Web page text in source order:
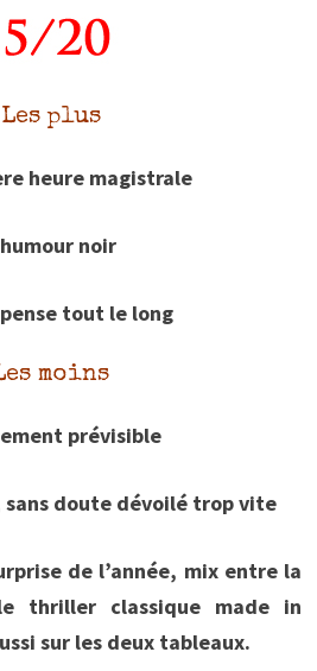
Les plus
heure magistrale
noir
tout le long
moins
prévisible
sans doute dévoilé trop vite
de l’année, mix entre la
thriller classique made in
sur les deux tableaux.